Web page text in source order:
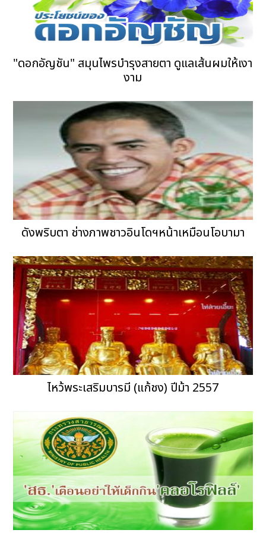
"ดอกอัญชัน" สมุนไพรบำรุงสายตา ดูแลเส้นผมให้เงา
งาม
ดังพริบตา ช่างภาพชาวอินโดฯหน้าเหมือนโอบามา
ไหว้พระเสริมบารมี (แก้ชง) ปีม้า 2557